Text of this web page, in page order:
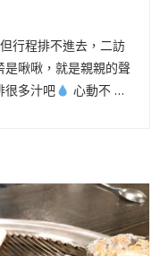
行程排不進去，二訪
啾啾，就是親親的聲
很多汁吧 心動不 …